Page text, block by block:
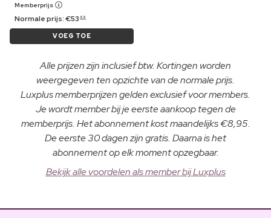
Memberprijs
Normale prijs:€53 69
VOEG TOE
Alle prijzen zijn inclusief btw. Kortingen worden
weergegeven ten opzichte van de normale prijs.
Luxplus memberprijzen gelden exclusief voor members.
Je wordt member bij je eerste aankoop tegen de
memberprijs. Het abonnement kost maandelijks €8,95.
De eerste 30 dagen zijn gratis. Daarna is het
abonnement op elk moment opzegbaar.
Bekijk alle voordelen als member bij Luxplus